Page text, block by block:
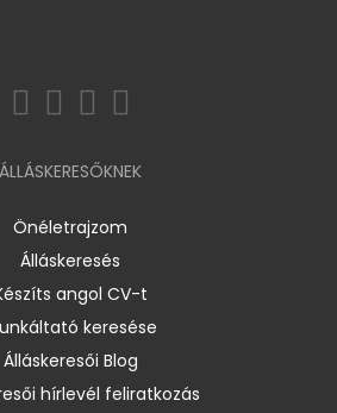
ÁLLÁSKERESŐKNEK
Önéletrajzom
Álláskeresés
angol CV-t
keresése
Álláskeresői Blog
hírlevél feliratkozás